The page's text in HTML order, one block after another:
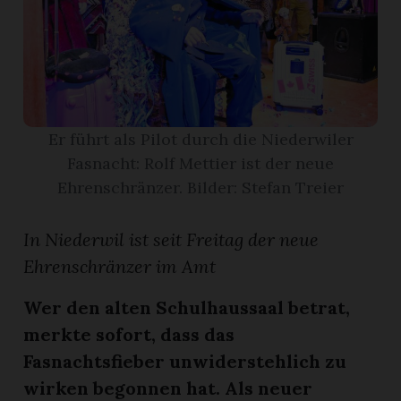
In Niederwil ist seit Freitag der neue
Ehrenschränzer im Amt
Wer den alten Schulhaussaal betrat,
merkte sofort, dass das
Fasnachtsfieber unwiderstehlich zu
wirken begonnen hat. Als neuer